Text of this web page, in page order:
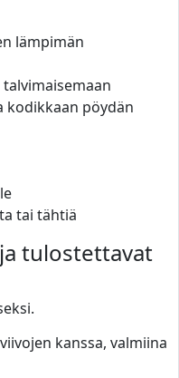
lämpimän
kodikkaan pöydän
tai tähtiä
tulostettavat
kanssa, valmiina